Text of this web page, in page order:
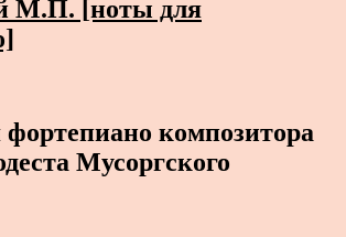
М.П. [ноты для
композитора
Мусоргского